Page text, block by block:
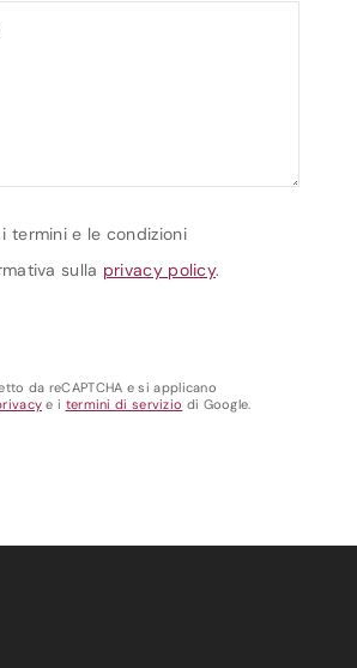
termini e le condizioni
sulla privacy policy.
da reCAPTCHA e si applicano
e i termini di servizio di Google.